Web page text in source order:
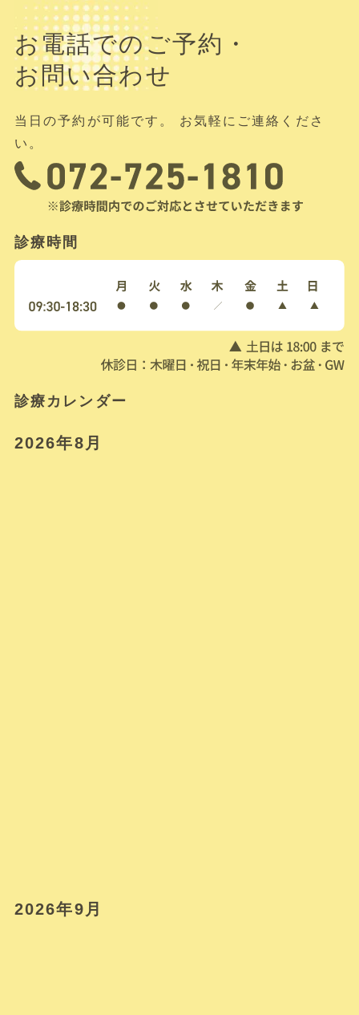
お電話でのご予約・
お問い合わせ
当日の予約が可能です。 お気軽にご連絡くださ
い。
診療時間
診療カレンダー
2026年8月
2026年9月